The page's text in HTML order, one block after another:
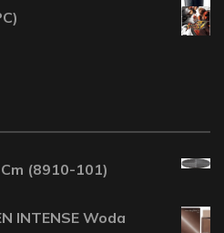
(8910-101)
INTENSE Woda